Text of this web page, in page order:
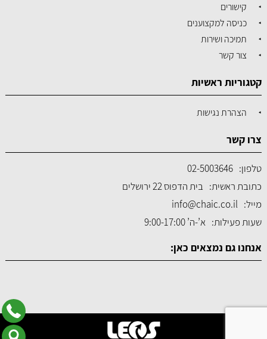
קישורים
כניסה למקצוענים
תמיכה ושירות
צור קשר
קטגוריות ראשיות
הצהרת נגישות
צרו קשר
טלפון: 02-5003646
כתובת ראשית: בית הדפוס 22 ירושלים
מייל: info@chaic.co.il
שעות פעילות: א’-ה’ 9:00-17:00
אנחנו גם נמצאים כאן: